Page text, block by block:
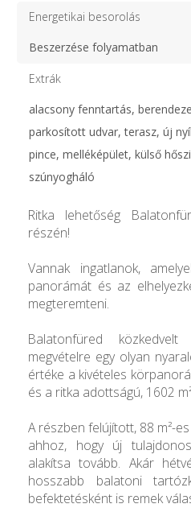
Energetikai besorolás
Beszerzése folyamatban
Extrák
alacsony fenntartás,
parkosított udvar, terasz, új
pince, melléképület, külső
szúnyogháló
Ritka lehetőség
részén!
Vannak ingatlanok,
panorámát és az
megteremteni.
Balatonfüred közkedvelt
megvételre egy olyan
értéke a kivételes
és a ritka adottságú, 1602
A részben felújított, 88 m²-
ahhoz, hogy új
alakítsa tovább. Akár
hosszabb balatoni
befektetésként is remek